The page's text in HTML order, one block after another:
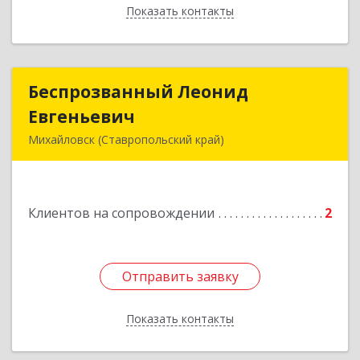
Показать контакты
Назад
Беспрозванный Леонид
Евгеньевич
Михайловск (Ставропольский край)
Клиентов на сопровождении 2
Отправить заявку
Показать контакты
Беспрозванный Леонид
Отправить заявку
Назад